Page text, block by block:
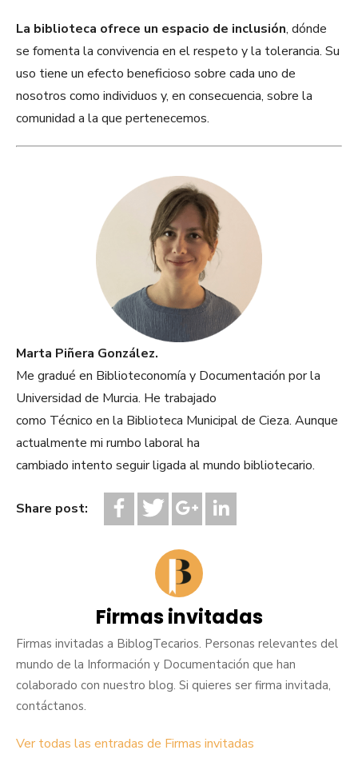
La biblioteca ofrece un espacio de inclusión, dónde
se fomenta la convivencia en el respeto y la tolerancia. Su
uso tiene un efecto beneficioso sobre cada uno de
nosotros como individuos y, en consecuencia, sobre la
comunidad a la que pertenecemos.
Marta Piñera González.
Me gradué en Biblioteconomía y Documentación por la
Universidad de Murcia. He trabajado
como Técnico en la Biblioteca Municipal de Cieza. Aunque
actualmente mi rumbo laboral ha
cambiado intento seguir ligada al mundo bibliotecario.
Share post:
Firmas invitadas
Firmas invitadas a BiblogTecarios. Personas relevantes del
mundo de la Información y Documentación que han
colaborado con nuestro blog. Si quieres ser firma invitada,
contáctanos.
Ver todas las entradas de Firmas invitadas